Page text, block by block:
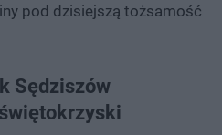
pod dzisiejszą tożsamość
Sędziszów